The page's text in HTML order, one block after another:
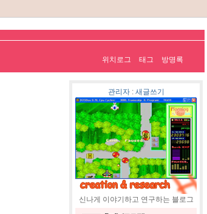
위치로그 태그 방명록
관리자: 새글쓰기
신나게 이야기하고 연구하는 블로그